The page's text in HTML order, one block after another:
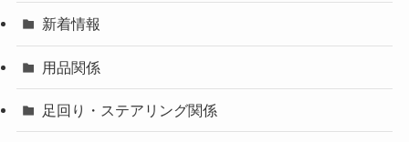
新着情報
用品関係
足回り・ステアリング関係